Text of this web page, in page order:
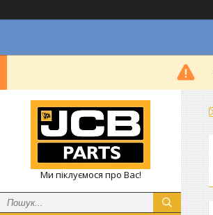
Ми піклуємося про Вас!